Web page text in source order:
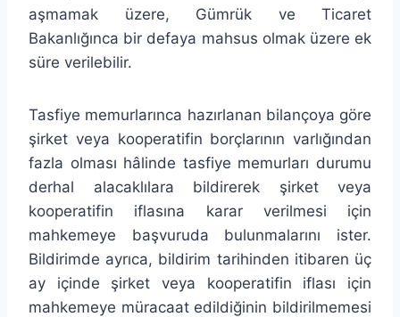
aşmamak üzere, Gümrük ve Ticaret
Bakanlığınca bir defaya mahsus olmak üzere ek
süre verilebilir.
Tasfiye memurlarınca hazırlanan bilançoya göre
şirket veya kooperatifin borçlarının varlığından
fazla olması hâlinde tasfiye memurları durumu
derhal alacaklılara bildirerek şirket veya
kooperatifin iflasına karar verilmesi için
mahkemeye başvuruda bulunmalarını ister.
Bildirimde ayrıca, bildirim tarihinden itibaren üç
ay içinde şirket veya kooperatifin iflası için
mahkemeye müracaat edildiğinin bildirilmemesi